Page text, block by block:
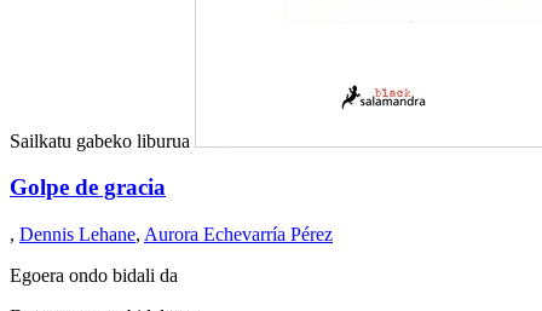
Sailkatu gabeko liburua
Golpe de gracia
, Dennis Lehane, Aurora Echevarría Pérez
Egoera ondo bidali da